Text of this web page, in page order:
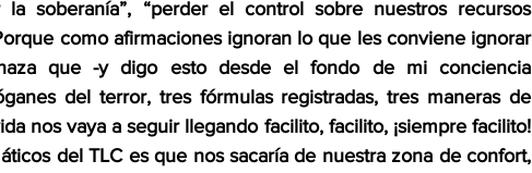
la soberanía”, “perder el control sobre nuestros recursos
como afirmaciones ignoran lo que les conviene ignorar
que -y digo esto desde el fondo de mi conciencia
del terror, tres fórmulas registradas, tres maneras de
nos vaya a seguir llegando facilito, facilito, ¡siempre facilito!
del TLC es que nos sacaría de nuestra zona de confort,